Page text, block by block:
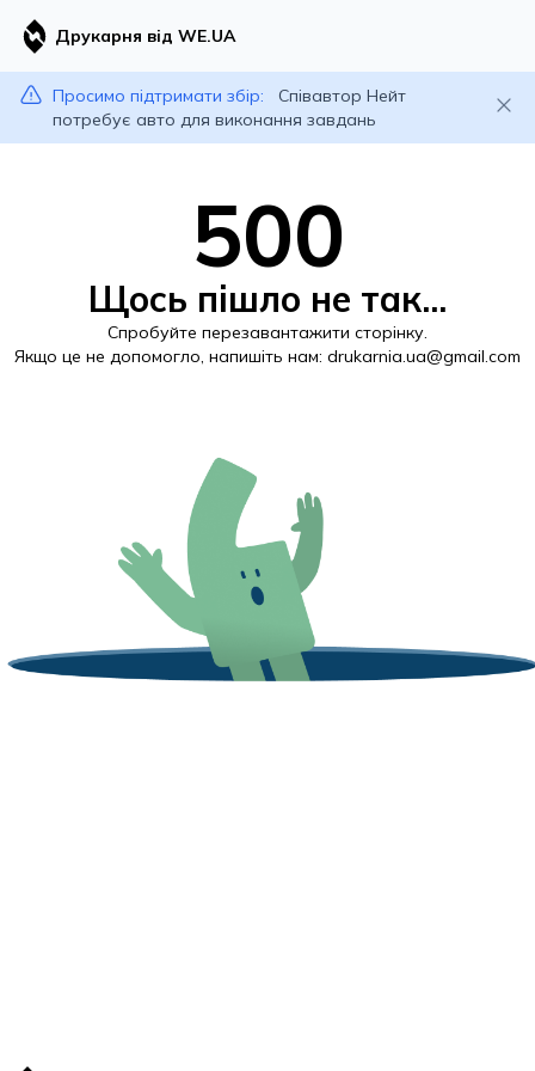
Друкарня від WE.UA
Просимо підтримати збір:
Співавтор Нейт
потребує авто для виконання завдань
500
Щось пішло не так...
Спробуйте перезавантажити сторінку.
Якщо це не допомогло, напишіть нам: drukarnia.ua@gmail.com